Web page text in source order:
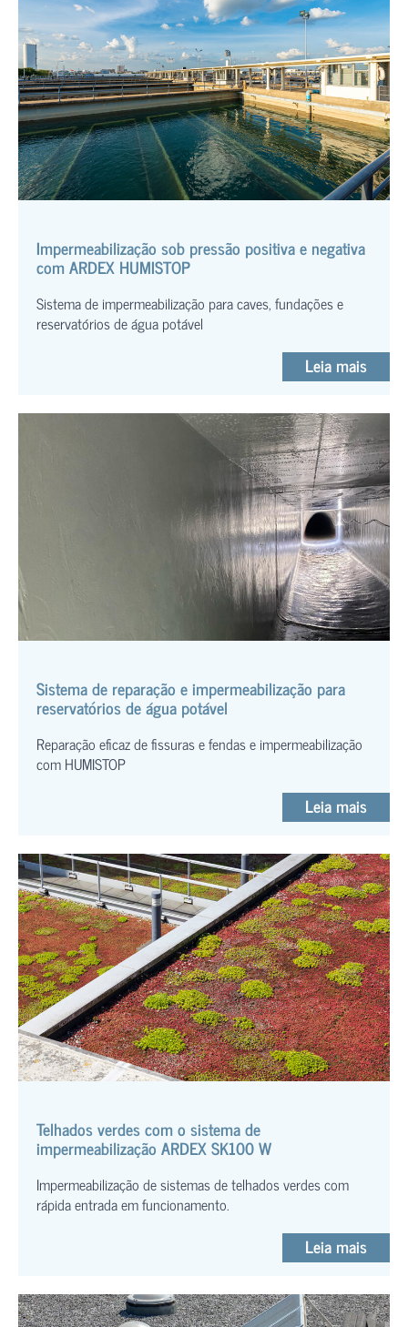
Impermeabilização sob pressão positiva e negativa
com ARDEX HUMISTOP
Sistema de impermeabilização para caves, fundações e
reservatórios de água potável
Leia mais
Sistema de reparação e impermeabilização para
reservatórios de água potável
Reparação eficaz de fissuras e fendas e impermeabilização
com HUMISTOP
Leia mais
Telhados verdes com o sistema de
impermeabilização ARDEX SK100 W
Impermeabilização de sistemas de telhados verdes com
rápida entrada em funcionamento.
Leia mais